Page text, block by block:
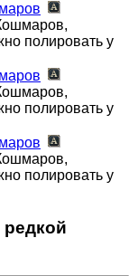
полировать у
полировать у
полировать у
редкой